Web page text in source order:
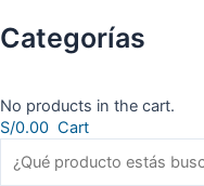
Categorías
No products in the cart.
S/0.00 Cart